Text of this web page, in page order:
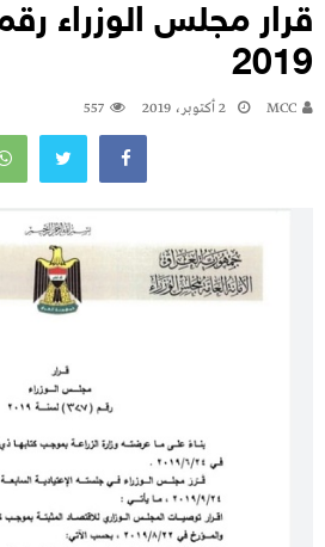
2019
MCC 2 أكتوبر، 2019 557